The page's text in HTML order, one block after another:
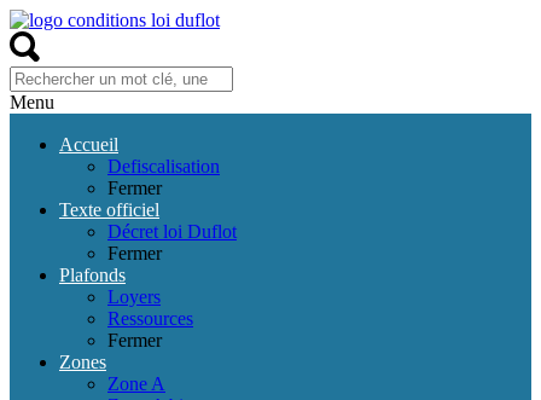
Menu
Accueil
Defiscalisation
Fermer
Texte officiel
Décret loi Duflot
Fermer
Plafonds
Loyers
Ressources
Fermer
Zones
Zone A